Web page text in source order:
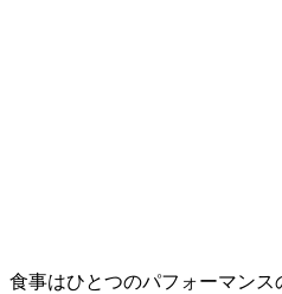
食事はひとつのパフォーマン